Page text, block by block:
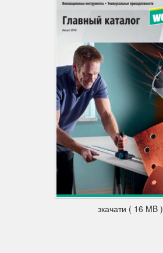
зкачати ( 16 MB )